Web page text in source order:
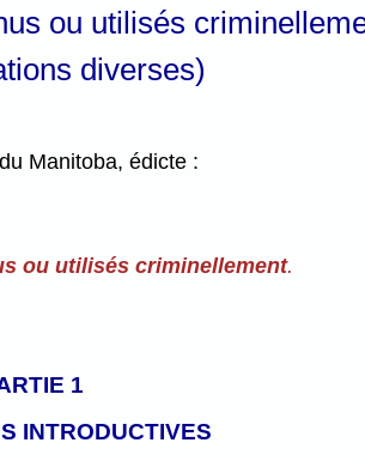
ou utilisés
diverses)
Manitoba, édicte :
ou utilisés criminellement.
1
INTRODUCTIVES